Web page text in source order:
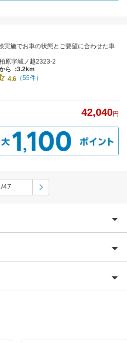
実施でお車の状態とご要望に合わせた車
原字城ノ越2323-2
ら
:3.2km
4.6 （55件）
42,040円
47